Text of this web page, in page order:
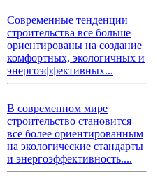
Современные тенденции
строительства все больше
ориентированы на создание
комфортных, экологичных и
энергоэффективных...
В современном мире
строительство становится
все более ориентированным
на экологические стандарты
и энергоэффективность....